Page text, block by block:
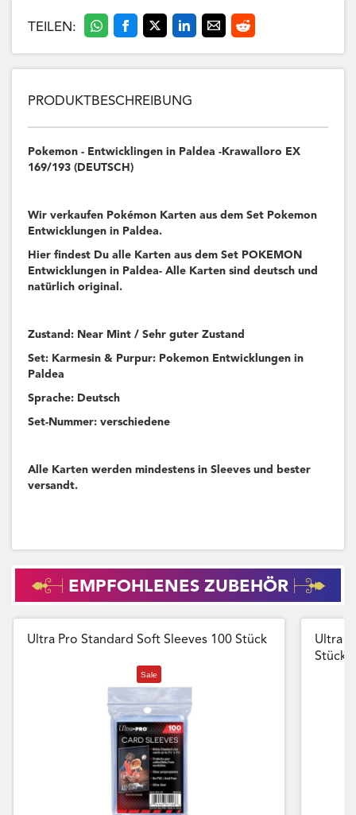
TEILEN:
PRODUKTBESCHREIBUNG
Pokemon - Entwicklingen in Paldea -Krawalloro EX
169/193 (DEUTSCH)
Wir verkaufen Pokémon Karten aus dem Set Pokemon
Entwicklungen in Paldea.
Hier findest Du alle Karten aus dem Set POKEMON
Entwicklungen in Paldea- Alle Karten sind deutsch und
natürlich original.
Zustand: Near Mint / Sehr guter Zustand
Set: Karmesin & Purpur: Pokemon Entwicklungen in
Paldea
Sprache: Deutsch
Set-Nummer: verschiedene
Alle Karten werden mindestens in Sleeves und bester
versandt.
EMPFOHLENES ZUBEHÖR
Ultra Pro Standard Soft Sleeves 100 Stück
Sale
Ultra
Stück